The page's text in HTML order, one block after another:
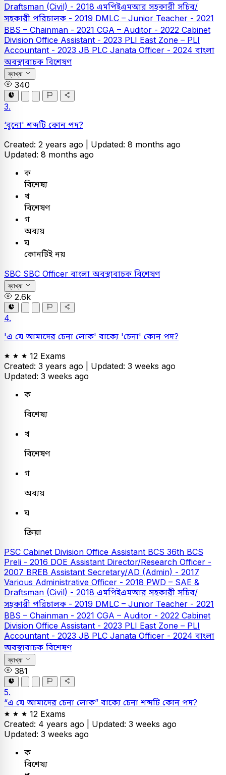
Draftsman (Civil) - 2018 এমপিইএমআর সহকারী সচিব/
সহকারী পরিচালক - 2019 DMLC – Junior Teacher - 2021
BBS – Chainman - 2021 CGA – Auditor - 2022 Cabinet
Division Office Assistant - 2023 PLI East Zone – PLI
Accountant - 2023 JB PLC Janata Officer - 2024 বাংলা
অবস্থাবাচক বিশেষণ
ব্যাখ্যা
340
3.
‘বুনো' শব্দটি কোন পদ?
Created: 2 years ago | Updated: 8 months ago
Updated: 8 months ago
ক
বিশেষ্য
খ
বিশেষণ
গ
অব্যয়
ঘ
কোনটিই নয়
SBC SBC Officer বাংলা অবস্থাবাচক বিশেষণ
ব্যাখ্যা
2.6k
4.
'এ যে আমাদের চেনা লোক' বাক্যে 'চেনা' কোন পদ?
12 Exams
Created: 3 years ago | Updated: 3 weeks ago
Updated: 3 weeks ago
ক
বিশেষ্য
খ
বিশেষণ
গ
অব্যয়
ঘ
ক্রিয়া
PSC Cabinet Division Office Assistant BCS 36th BCS
Preli - 2016 DOE Assistant Director/Research Officer -
2007 BREB Assistant Secretary/AD (Admin) - 2017
Various Administrative Officer - 2018 PWD – SAE &
Draftsman (Civil) - 2018 এমপিইএমআর সহকারী সচিব/
সহকারী পরিচালক - 2019 DMLC – Junior Teacher - 2021
BBS – Chainman - 2021 CGA – Auditor - 2022 Cabinet
Division Office Assistant - 2023 PLI East Zone – PLI
Accountant - 2023 JB PLC Janata Officer - 2024 বাংলা
অবস্থাবাচক বিশেষণ
ব্যাখ্যা
381
5.
“এ যে আমাদের চেনা লোক” বাক্যে চেনা শব্দটি কোন পদ?
12 Exams
Created: 4 years ago | Updated: 3 weeks ago
Updated: 3 weeks ago
ক
বিশেষ্য